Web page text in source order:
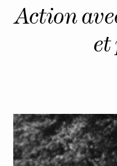
contentAction
et